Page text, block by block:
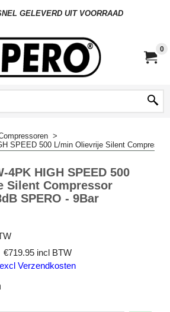
GELEVERD UIT VOORRAAD
0
>
SPEED 500 L/min Olievrije Silent
4PK HIGH SPEED 500
Silent Compressor
SPERO - 9Bar
€719.95 incl BTW
excl Verzendkosten